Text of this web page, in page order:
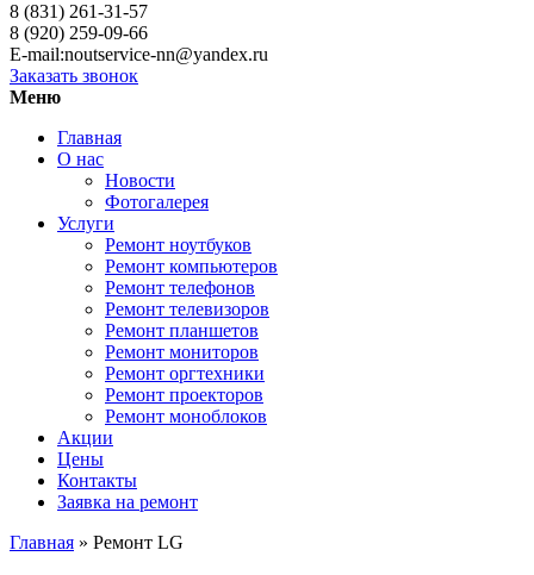
8 (831) 261-31-57
8 (920) 259-09-66
E-mail:noutservice-nn@yandex.ru
Заказать звонок
Меню
Главная
О нас
Новости
Фотогалерея
Услуги
Ремонт ноутбуков
Ремонт компьютеров
Ремонт телефонов
Ремонт телевизоров
Ремонт планшетов
Ремонт мониторов
Ремонт оргтехники
Ремонт проекторов
Ремонт моноблоков
Акции
Цены
Контакты
Заявка на ремонт
Главная » Ремонт LG